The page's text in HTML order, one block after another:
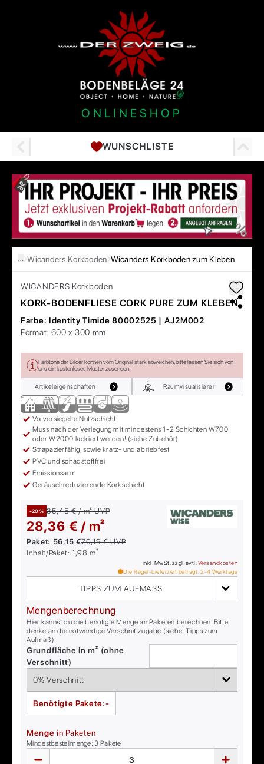
ONLINESHOP
WUNSCHLISTE
… Wicanders Korkboden Wicanders Korkboden zum Kleben
WICANDERS Korkboden
KORK-BODENFLIESE CORK PURE ZUM KLEBEN
Farbe: Identity Timide 80002525 | AJ2M002
Format: 600 x 300 mm
Farbtöne der Bilder können vom Original stark abweichen, bitte lassen Sie sich von
uns ein kostenloses Muster zusenden.
Artikeleigenschaften Raumvisualisierer
Vorversiegelte Nutzschicht
Muss nach der Verlegung mit mindestens 1-2 Schichten W700
oder W2000 lackiert werden! (siehe Zubehör)
Strapazierfähig, sowie kratz- und abriebfest
PVC und schadstofffrei
Emissionsarm
Geräuschreduzierende Korkschicht
-20 % 35,45 € / m²UVP
28,36 € / m²
Paket: 56,15 €70,19 €UVP
Inhalt/Paket:1,98 m²
inkl. MwSt. zzgl. evtl. Versandkosten
Die Regel-Lieferzeit beträgt: 2-4 Werktage
TIPPS ZUM AUFMASS
Mengenberechnung
Hier kannst du die benötigte Menge an Paketen berechnen. Bitte
denke an die notwendige Verschnittzugabe (siehe: Tipps zum
Aufmaß).
Grundfläche in m² (ohne
Verschnitt)
Benötigte Pakete:-
Menge in Paketen
Mindestbestellmenge:3 Pakete